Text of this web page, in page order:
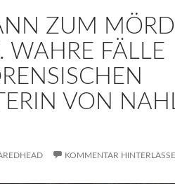
ZUM
WAHRE FÄLLE
VON
KOMMENTAR